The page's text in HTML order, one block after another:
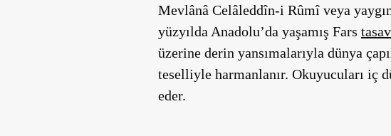
Mevlânâ Celâleddîn-i Rûmî veya
yüzyılda Anadolu’da yaşamış Fars
üzerine derin yansımalarıyla dünya
teselliyle harmanlanır. Okuyucuları iç
eder.